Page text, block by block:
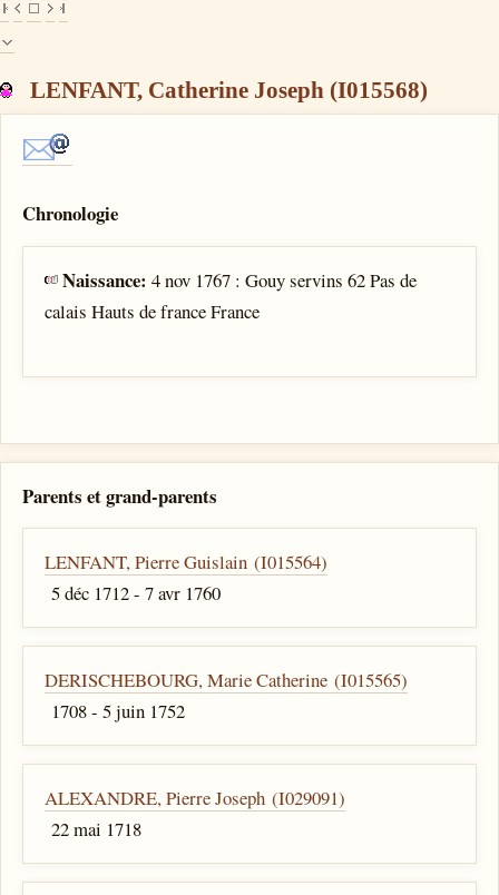
LENFANT, Catherine Joseph (I015568)
Chronologie
Naissance:4 nov 1767 : Gouy servins 62 Pas de
calais Hauts de france France
Parents et grand-parents
LENFANT, Pierre Guislain (I015564)
5 déc 1712 - 7 avr 1760
DERISCHEBOURG, Marie Catherine (I015565)
1708 - 5 juin 1752
ALEXANDRE, Pierre Joseph (I029091)
22 mai 1718